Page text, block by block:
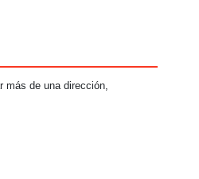
más de una dirección,